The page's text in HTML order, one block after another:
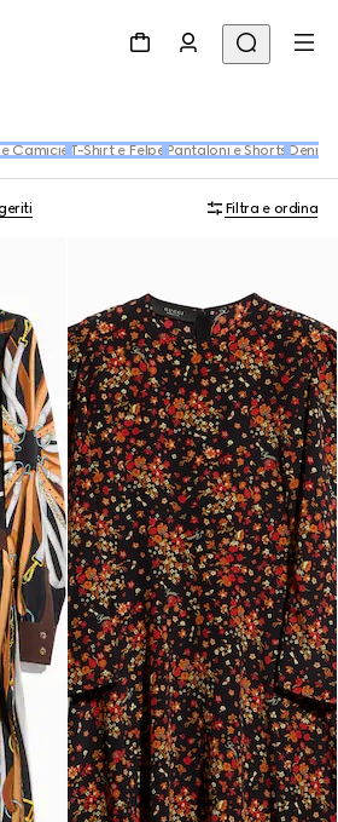
e Camicie T-Shirt e Felpe Pantaloni e Shorts Denim
Filtra e ordina